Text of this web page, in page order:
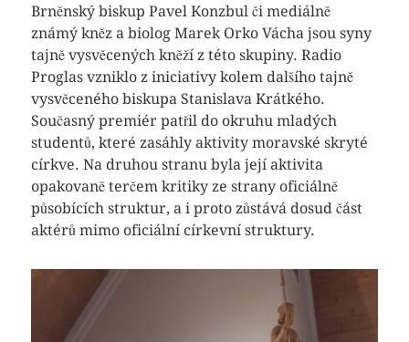
Brněnský biskup Pavel Konzbul či mediálně
známý kněz a biolog Marek Orko Vácha jsou syny
tajně vysvěcených kněží z této skupiny. Radio
Proglas vzniklo z iniciativy kolem dalšího tajně
vysvěceného biskupa Stanislava Krátkého.
Současný premiér patřil do okruhu mladých
studentů, které zasáhly aktivity moravské skryté
církve. Na druhou stranu byla její aktivita
opakovaně terčem kritiky ze strany oficiálně
působících struktur, a i proto zůstává dosud část
aktérů mimo oficiální církevní struktury.